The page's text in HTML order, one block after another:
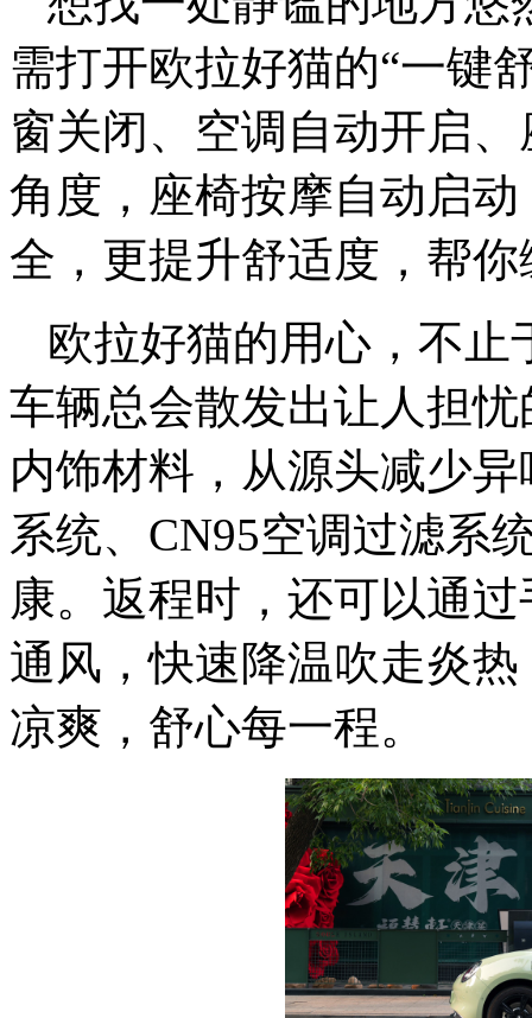
需打开欧拉好猫的“一键
窗关闭、空调自动开启
角度，座椅按摩自动启
全，更提升舒适度，帮
欧拉好猫的用心，不
车辆总会散发出让人担
内饰材料，从源头减少
系统、CN95空调过滤系
康。返程时，还可以通
通风，快速降温吹走炎
凉爽，舒心每一程。